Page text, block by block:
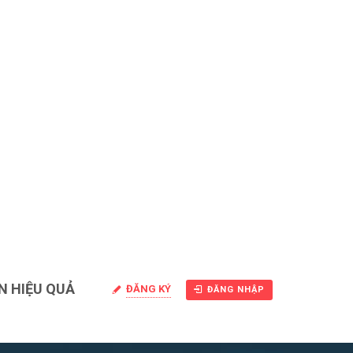
HIỆU QUẢ ĐĂNG KÝ ĐĂNG NHẬP